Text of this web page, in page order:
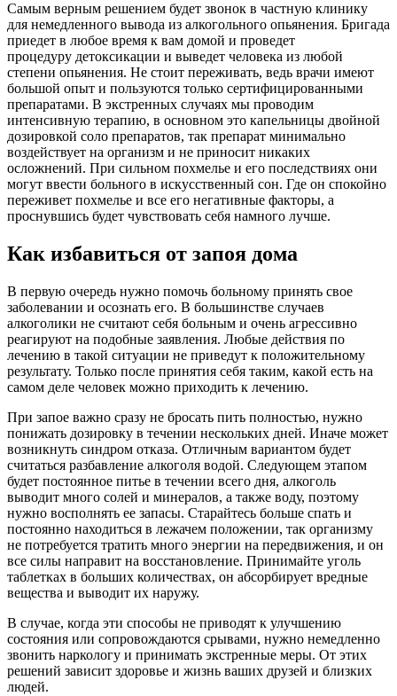
Самым верным решением будет звонок в частную клинику
для немедленного вывода из алкогольного опьянения. Бригада
приедет в любое время к вам домой и проведет
процедуру детоксикации и выведет человека из любой
степени опьянения. Не стоит переживать, ведь врачи имеют
большой опыт и пользуются только сертифицированными
препаратами. В экстренных случаях мы проводим
интенсивную терапию, в основном это капельницы двойной
дозировкой соло препаратов, так препарат минимально
воздействует на организм и не приносит никаких
осложнений. При сильном похмелье и его последствиях они
могут ввести больного в искусственный сон. Где он спокойно
переживет похмелье и все его негативные факторы, а
проснувшись будет чувствовать себя намного лучше.
Как избавиться от запоя дома
В первую очередь нужно помочь больному принять свое
заболевании и осознать его. В большинстве случаев
алкоголики не считают себя больным и очень агрессивно
реагируют на подобные заявления. Любые действия по
лечению в такой ситуации не приведут к положительному
результату. Только после принятия себя таким, какой есть на
самом деле человек можно приходить к лечению.
При запое важно сразу не бросать пить полностью, нужно
понижать дозировку в течении нескольких дней. Иначе может
возникнуть синдром отказа. Отличным вариантом будет
считаться разбавление алкоголя водой. Следующем этапом
будет постоянное питье в течении всего дня, алкоголь
выводит много солей и минералов, а также воду, поэтому
нужно восполнять ее запасы. Старайтесь больше спать и
постоянно находиться в лежачем положении, так организму
не потребуется тратить много энергии на передвижения, и он
все силы направит на восстановление. Принимайте уголь
таблетках в больших количествах, он абсорбирует вредные
вещества и выводит их наружу.
В случае, когда эти способы не приводят к улучшению
состояния или сопровождаются срывами, нужно немедленно
звонить наркологу и принимать экстренные меры. От этих
решений зависит здоровье и жизнь ваших друзей и близких
людей.